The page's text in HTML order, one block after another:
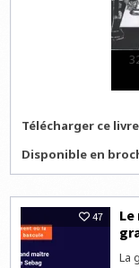
Télécharger ce
Disponible en
47
Le
La